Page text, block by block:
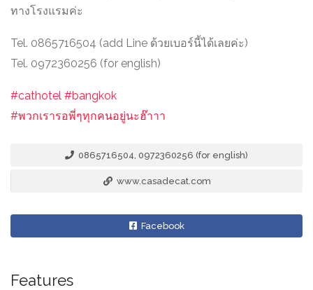
ทางโรงแรมค่ะ
Tel. 0865716504 (add Line ด้วยเบอร์นี้ได้เลยค่ะ)
Tel. 0972360256 (for english)
#cathotel #bangkok
#พวกเรารอพี่ๆทุกคนอยู่นะฮ๊าาา
0865716504, 0972360256 (for english)
www.casadecat.com
Facebook
Features